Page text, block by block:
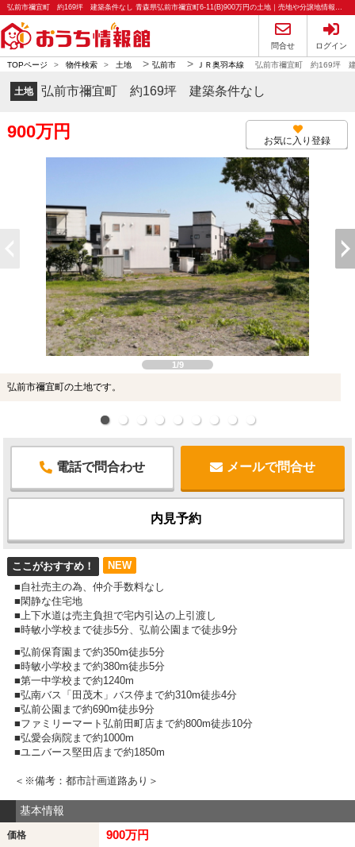
弘前市禰宜町 約169坪 建築条件なし 青森県弘前市禰宜町6-11(B)900万円の土地｜売地や分譲地情報｜おうち情報館
問合せ ログイン
TOPページ > 物件検索 > 土地 > 弘前市 > ＪＲ奥羽本線 弘前市禰宜町 約169坪 建
土地 弘前市禰宜町 約169坪 建築条件なし
900万円 お気に入り登録
1/9
弘前市禰宜町の土地です。
電話で問合わせ メールで問合せ
内見予約
ここがおすすめ！
NEW
■自社売主の為、仲介手数料なし
■閑静な住宅地
■上下水道は売主負担で宅内引込の上引渡し
■時敏小学校まで徒歩5分、弘前公園まで徒歩9分
■弘前保育園まで約350m徒歩5分
■時敏小学校まで約380m徒歩5分
■第一中学校まで約1240m
■弘南バス「田茂木」バス停まで約310m徒歩4分
■弘前公園まで約690m徒歩9分
■ファミリーマート弘前田町店まで約800m徒歩10分
■弘愛会病院まで約1000m
■ユニバース堅田店まで約1850m
＜※備考：都市計画道路あり＞
基本情報
価格 900万円